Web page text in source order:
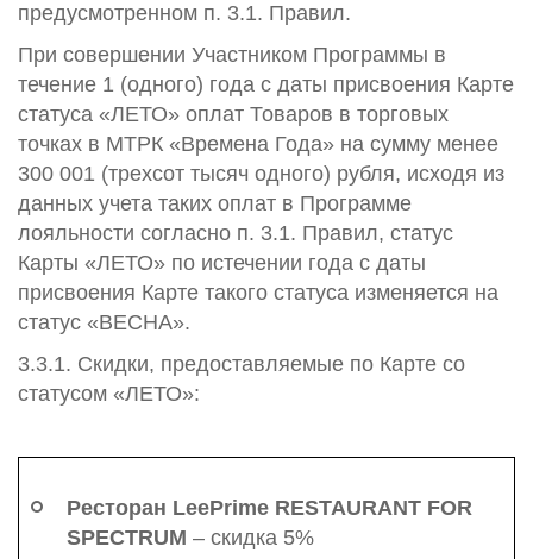
предусмотренном п. 3.1. Правил.
При совершении Участником Программы в
течение 1 (одного) года с даты присвоения Карте
статуса «ЛЕТО» оплат Товаров в торговых
точках в МТРК «Времена Года» на сумму менее
300 001 (трехсот тысяч одного) рубля, исходя из
данных учета таких оплат в Программе
лояльности согласно п. 3.1. Правил, статус
Карты «ЛЕТО» по истечении года с даты
присвоения Карте такого статуса изменяется на
статус «ВЕСНА».
3.3.1. Скидки, предоставляемые по Карте со
статусом «ЛЕТО»:
Ресторан LeePrime RESTAURANT FOR
SPECTRUM – скидка 5%